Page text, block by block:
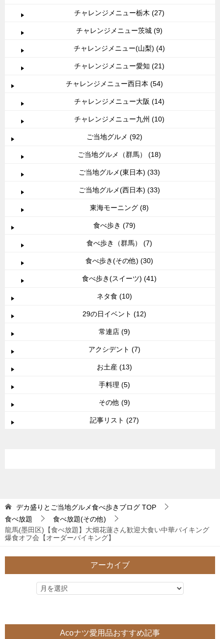
チャレンジメニュー栃木 (27)
チャレンジメニュー茨城 (9)
チャレンジメニュー(山梨) (4)
チャレンジメニュー愛知 (21)
チャレンジメニュー西日本 (54)
チャレンジメニュー大阪 (14)
チャレンジメニュー九州 (10)
ご当地グルメ (92)
ご当地グルメ（群馬） (18)
ご当地グルメ(東日本) (33)
ご当地グルメ(西日本) (33)
東海モーニング (8)
食べ歩き (79)
食べ歩き（群馬） (7)
食べ歩き(その他) (30)
食べ歩き(スイーツ) (41)
ネタ食 (10)
29の日イベント (12)
常連店 (9)
アクシデント (7)
お土産 (13)
手料理 (5)
その他 (9)
記事リスト (27)
デカ盛りとご当地グルメ食べ歩きブログ TOP
食べ放題
食べ放題(その他)
龍馬(墨田区)【食べ放題】大畑花蓮さん歓迎大食い中華バイキング
爆食オフ会【オーダーバイキング】
アーカイブ
Acoナツ愛用品おすすめ記事